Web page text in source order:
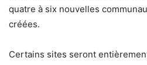
quatre à six nouvelles
créées.
Certains sites seront